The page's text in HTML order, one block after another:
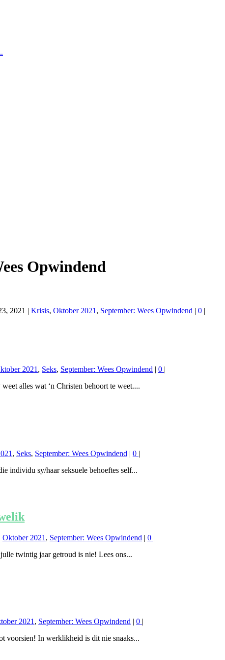
Opwindend
2021 | Krisis, Oktober 2021 , September: Wees Opwindend | 0 |
2021 , Seks, September: Wees Opwindend | 0 |
alles wat ‘n Christen behoort te weet....
, Seks, September: Wees Opwindend | 0 |
individu sy/haar seksuele behoeftes self...
Oktober 2021 , September: Wees Opwindend | 0 |
twintig jaar getroud is nie! Lees ons...
2021 , September: Wees Opwindend | 0 |
voorsien! In werklikheid is dit nie snaaks...